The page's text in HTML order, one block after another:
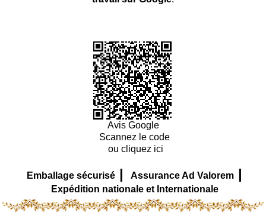
Avis Google
Scannez le code
ou cliquez ici
Emballage sécurisé | Assurance Ad Valorem |
Expédition nationale et Internationale